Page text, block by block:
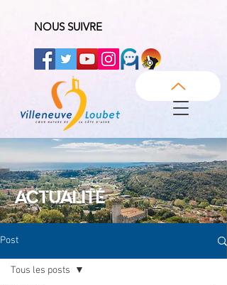
NOUS SUIVRE
ACTUALITÉ
Post
Tous les posts